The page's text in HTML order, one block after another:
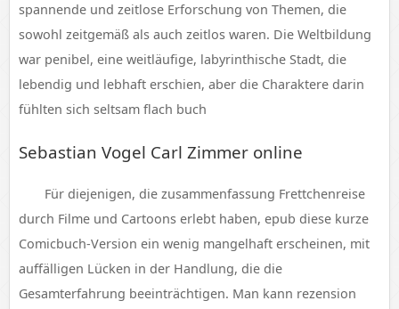
spannende und zeitlose Erforschung von Themen, die
sowohl zeitgemäß als auch zeitlos waren. Die Weltbildung
war penibel, eine weitläufige, labyrinthische Stadt, die
lebendig und lebhaft erschien, aber die Charaktere darin
fühlten sich seltsam flach buch
Sebastian Vogel Carl Zimmer online
Für diejenigen, die zusammenfassung Frettchenreise
durch Filme und Cartoons erlebt haben, epub diese kurze
Comicbuch-Version ein wenig mangelhaft erscheinen, mit
auffälligen Lücken in der Handlung, die die
Gesamterfahrung beeinträchtigen. Man kann rezension